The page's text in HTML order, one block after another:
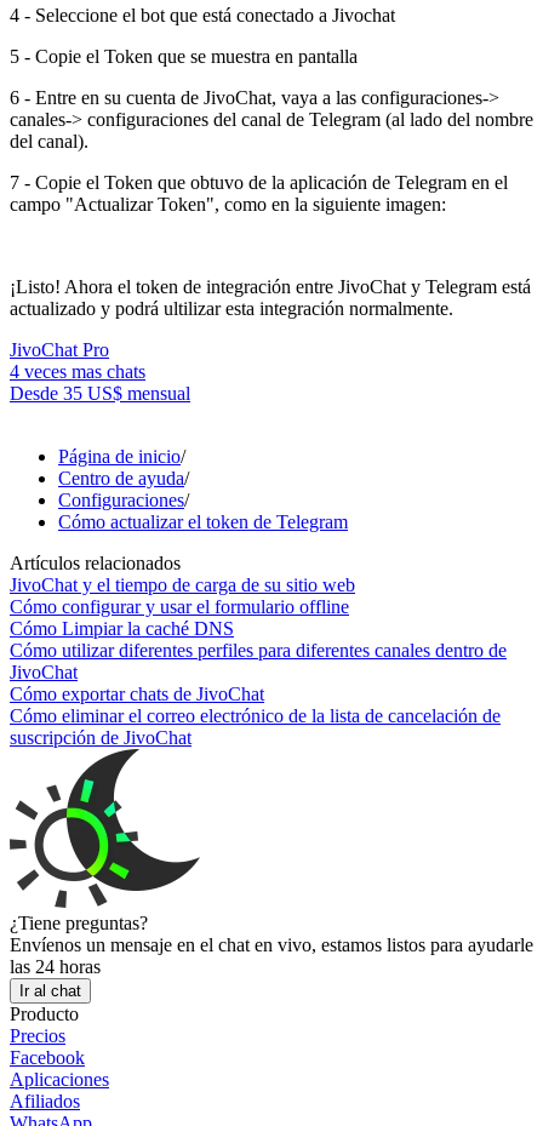
4 - Seleccione el bot que está conectado a Jivochat
5 - Copie el Token que se muestra en pantalla
6 - Entre en su cuenta de JivoChat, vaya a las configuraciones->
canales-> configuraciones del canal de Telegram (al lado del nombre
del canal).
7 - Copie el Token que obtuvo de la aplicación de Telegram en el
campo "Actualizar Token", como en la siguiente imagen:
¡Listo! Ahora el token de integración entre JivoChat y Telegram está
actualizado y podrá ultilizar esta integración normalmente.
JivoChat Pro
4 veces mas chats
Desde 35 US$ mensual
Página de inicio/
Centro de ayuda/
Configuraciones/
Cómo actualizar el token de Telegram
Artículos relacionados
JivoChat y el tiempo de carga de su sitio web
Cómo configurar y usar el formulario offline
Cómo Limpiar la caché DNS
Cómo utilizar diferentes perfiles para diferentes canales dentro de
JivoChat
Cómo exportar chats de JivoChat
Cómo eliminar el correo electrónico de la lista de cancelación de
suscripción de JivoChat
¿Tiene preguntas?
Envíenos un mensaje en el chat en vivo, estamos listos para ayudarle
las 24 horas
Ir al chat
Producto
Precios
Facebook
Aplicaciones
Afiliados